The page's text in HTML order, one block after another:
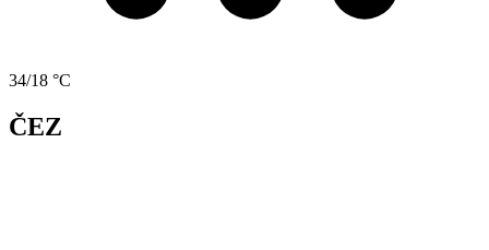
34/18 °C
ČEZ